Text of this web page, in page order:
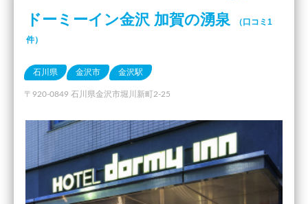
ドーミーイン金沢 加賀の湧泉
（口コミ1
件）
石川県 金沢市 金沢駅
〒920-0849 石川県金沢市堀川新町2-25